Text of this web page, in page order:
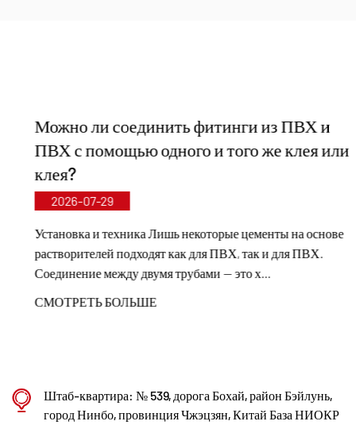
C, PVC-U, PVDF, PPH и FRPP, с широким спектром
типов и размеров. В частности, наши дисковые
затворы могут достигать диаметра DN1000, а трубы
и фитинги — до DN800, что заполняет рыночные
пробелы и сохраняет наше конкурентное
преимущество в отрасли.
Руководствуясь принципом «Технологии движут
прогрессом, идя в ногу со временем», компания
качество продукции за счет стандартизированного
автоматизированного производства и строгого
Можно ли соединить фитинги из ПВХ и
ПВХ с помощью одного и того же клея или
клея?
2026-07-29
Установка и техника Лишь некоторые цементы на основе
растворителей подходят как для ПВХ, так и для ПВХ.
Соединение между двумя трубами — это х...
СМОТРЕТЬ БОЛЬШЕ
Штаб-квартира: № 539, дорога Бохай, район Бэйлунь,
город Нинбо, провинция Чжэцзян, Китай База НИОКР